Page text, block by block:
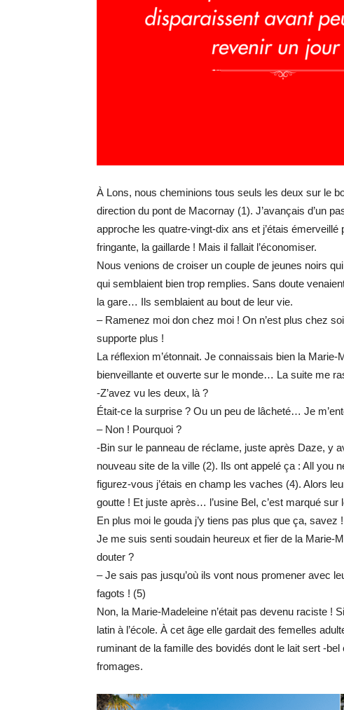
À Lons, nous cheminions tous seuls les deux sur le
direction du pont de Macornay (1). J’avançais d’un
approche les quatre-vingt-dix ans et j’étais émerveillé
fringante, la gaillarde ! Mais il fallait l’économiser.
Nous venions de croiser un couple de jeunes noirs
qui semblaient bien trop remplies. Sans doute
la gare… Ils semblaient au bout de leur vie.
– Ramenez moi don chez moi ! On n’est plus chez
supporte plus !
La réflexion m’étonnait. Je connaissais bien la Marie-
bienveillante et ouverte sur le monde… La suite me
-Z’avez vu les deux, là ?
Était-ce la surprise ? Ou un peu de lâcheté… Je
– Non ! Pourquoi ?
-Bin sur le panneau de réclame, juste après Daze, y
nouveau site de la ville (2). Ils ont appelé ça : All you
figurez-vous j’étais en champ les vaches (4). Alors
goutte ! Et juste après… l’usine Bel, c’est marqué sur
En plus moi le gouda j’y tiens pas plus que ça, savez !
Je me suis senti soudain heureux et fier de la Marie-
douter ?
– Je sais pas jusqu’où ils vont nous promener avec
fagots ! (5)
Non, la Marie-Madeleine n’était pas devenu raciste !
latin à l’école. À cet âge elle gardait des femelles
ruminant de la famille des bovidés dont le lait sert -bel
fromages.